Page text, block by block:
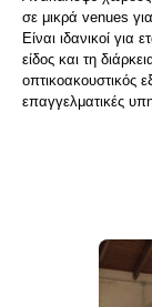
σε μικρά venues
Είναι ιδανικοί
είδος και τη
οπτικοακουστικός
επαγγελματικές